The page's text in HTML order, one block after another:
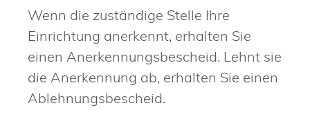
Wenn die zuständige Stelle Ihre
Einrichtung anerkennt, erhalten Sie
einen Anerkennungsbescheid. Lehnt sie
die Anerkennung ab, erhalten Sie einen
Ablehnungsbescheid.